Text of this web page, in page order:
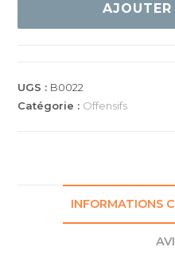
AJOUTER
UGS : B0022
Catégorie : Offensifs
INFORMATIONS